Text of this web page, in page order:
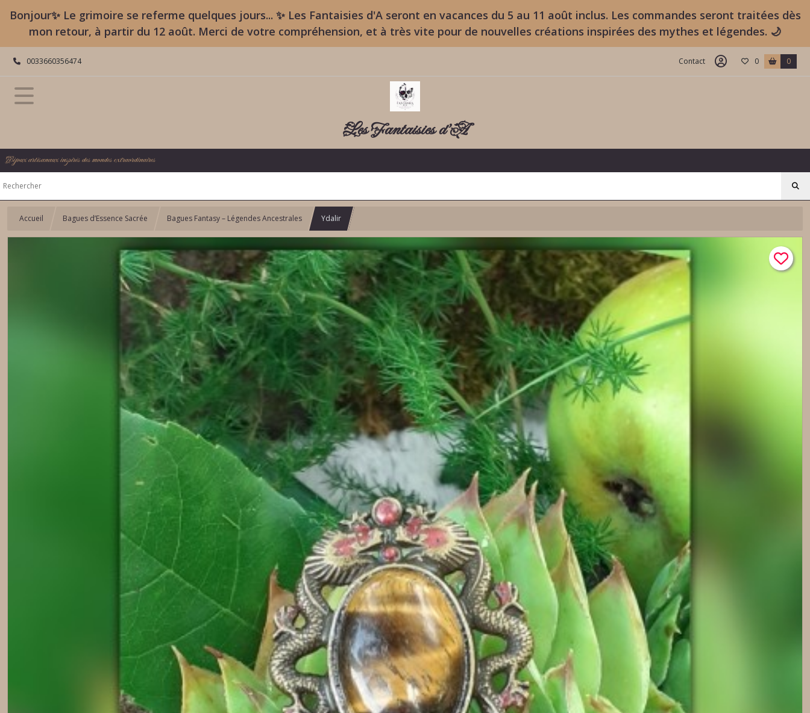
Bonjour✨ Le grimoire se referme quelques jours... ✨ Les Fantaisies d'A seront en vacances du 5 au 11 août inclus. Les commandes seront traitées dès
mon retour, à partir du 12 août. Merci de votre compréhension, et à très vite pour de nouvelles créations inspirées des mythes et légendes. 🌙
0033660356474 Contact 0 0
Les Fantaisies d'A
Bijoux artisanaux inspirés des mondes extraordinaires
Accueil Bagues d’Essence Sacrée Bagues Fantasy – Légendes Ancestrales Ydalir